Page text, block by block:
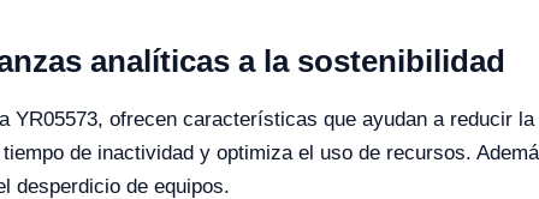
analíticas a la sostenibilidad
YR05573, ofrecen características que ayudan a reducir
de inactividad y optimiza el uso de recursos.
desperdicio de equipos.